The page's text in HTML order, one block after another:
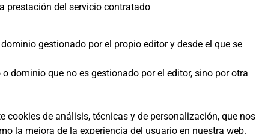
prestación del servicio contratado
gestionado por el propio editor y desde el que se
dominio que no es gestionado por el editor, sino por otra
cookies de análisis, técnicas y de personalización, que nos
la mejora de la experiencia del usuario en nuestra web.